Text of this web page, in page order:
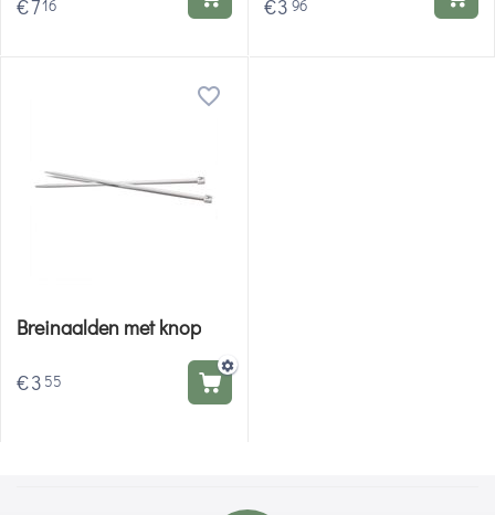
€716 €3 96
Breinaalden met knop
€3 55